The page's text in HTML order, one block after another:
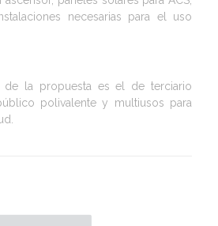
necesarias para el uso
de la propuesta es el de terciario
polivalente y multiusos para